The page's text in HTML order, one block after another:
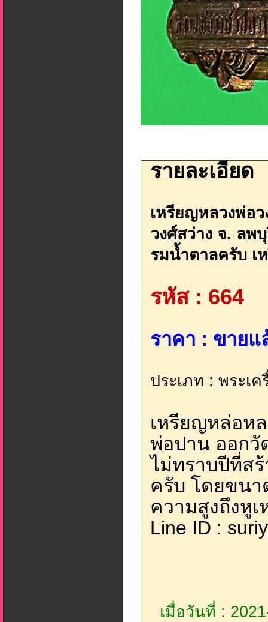
รายละเอียด
เหรียญหลวงพ่อ
วงศ์สว่าง จ. ลพ
รมน้ำตาลครับ เ
รหัส : 664
ราคา : ขายแ
ประเภท : พระเ
เหรียญหล่อห
พ่อปาน ออกวั
ไม่ทราบปีที่ส
ครับ โดยขนา
ความสูงถึงหู
Line ID :
เมื่อวันที่ :